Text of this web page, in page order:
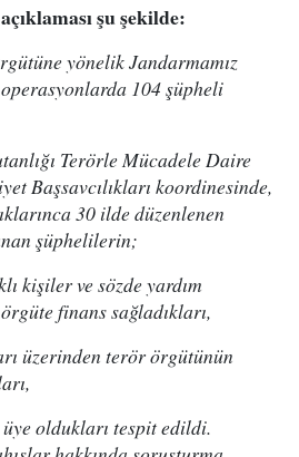
şu şekilde:
yönelik Jandarmamız
104 şüpheli
Terörle Mücadele Daire
Başsavcılıkları koordinesinde,
30 ilde düzenlenen
şüphelilerin;
kişiler ve sözde yardım
finans sağladıkları,
üzerinden terör örgütünün
oldukları tespit edildi.